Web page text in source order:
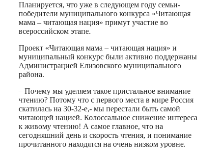
Планируется, что уже в следующем году семьи-
победители муниципального конкурса «Читающая
мама – читающая нация» примут участие во
всероссийском этапе.
Проект «Читающая мама – читающая нация» и
муниципальный конкурс были активно поддержаны
Администрацией Елизовского муниципального
района.
– Почему мы уделяем такое пристальное внимание
чтению? Потому что с первого места в мире Россия
скатилась на 30-32-е,- мы перестали быть самой
читающей нацией. Колоссальное снижение интереса
к живому чтению! А самое главное, что на
сегодняшний день и скорость чтения, и понимание
прочитанного находятся на очень низком уровне.